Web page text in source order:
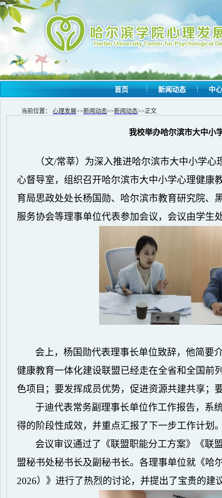
首页 | 新闻动态 | 中
当前位置： 心理发展>>新闻动态>>新闻动态>>正文
我校举办哈尔滨市大中小
（文/常莘）为深入推进哈尔滨市大中小学心
心督导室，组织召开哈尔滨市大中小学心理健康
育局思政处处长杨国勋、哈尔滨市教育研究院、
服务协会等理事单位代表参加会议，会议由学生
会上，杨国勋代表理事长单位致辞，他简要
健康教育一体化建设联盟已经走在全省和全国前
色项目；要发挥成员优势，促进资源共建共享；
于迪代表常务副理事长单位作工作报告，系
得的阶段性成效，并重点汇报了下一步工作计划
会议审议通过了《联盟职能分工方案》《联
盟秘书处秘书长及副秘书长。各理事单位就《哈
2026）》进行了热烈的讨论，并提出了宝贵的建